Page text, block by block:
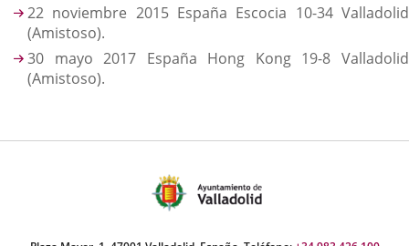
22 noviembre 2015 España Escocia 10-34 Valladolid
(Amistoso).
30 mayo 2017 España Hong Kong 19-8 Valladolid
(Amistoso).